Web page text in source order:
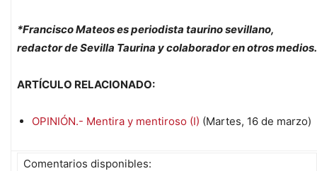
*Francisco Mateos es periodista taurino sevillano,
redactor de Sevilla Taurina y colaborador en otros medios.
ARTÍCULO RELACIONADO:
OPINIÓN.- Mentira y mentiroso (I) (Martes, 16 de marzo)
Comentarios disponibles: